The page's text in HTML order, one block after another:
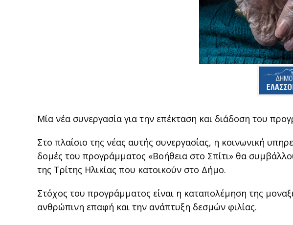
Μία νέα συνεργασία για την επέκταση και διάδοση του
Στο πλαίσιο της νέας αυτής συνεργασίας, η κοινωνική
δομές του προγράμματος «Βοήθεια στο Σπίτι» θα
της Τρίτης Ηλικίας που κατοικούν στο Δήμο.
Στόχος του προγράμματος είναι η καταπολέμηση της
ανθρώπινη επαφή και την ανάπτυξη δεσμών φιλίας.